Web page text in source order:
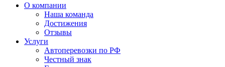
О компании
Наша команда
Достижения
Отзывы
Услуги
Автоперевозки по РФ
Честный знак